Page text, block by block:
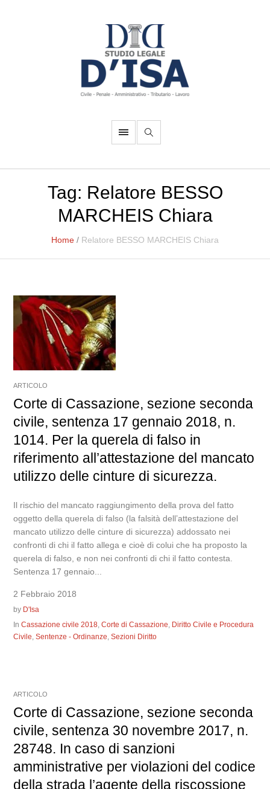
Tag: Relatore BESSO
MARCHEIS Chiara
Home / Relatore BESSO MARCHEIS Chiara
ARTICOLO
Corte di Cassazione, sezione seconda
civile, sentenza 17 gennaio 2018, n.
1014. Per la querela di falso in
riferimento all’attestazione del mancato
utilizzo delle cinture di sicurezza.
Il rischio del mancato raggiungimento della prova del fatto
oggetto della querela di falso (la falsità dell’attestazione del
mancato utilizzo delle cinture di sicurezza) addossato nei
confronti di chi il fatto allega e cioè di colui che ha proposto la
querela di falso, e non nei confronti di chi il fatto contesta.
Sentenza 17 gennaio...
2 Febbraio 2018
by D'Isa
InCassazione civile 2018,Corte di Cassazione, Diritto Civile e Procedura
Civile,Sentenze - Ordinanze,Sezioni Diritto
ARTICOLO
Corte di Cassazione, sezione seconda
civile, sentenza 30 novembre 2017, n.
28748. In caso di sanzioni
amministrative per violazioni del codice
della strada l’agente della riscossione